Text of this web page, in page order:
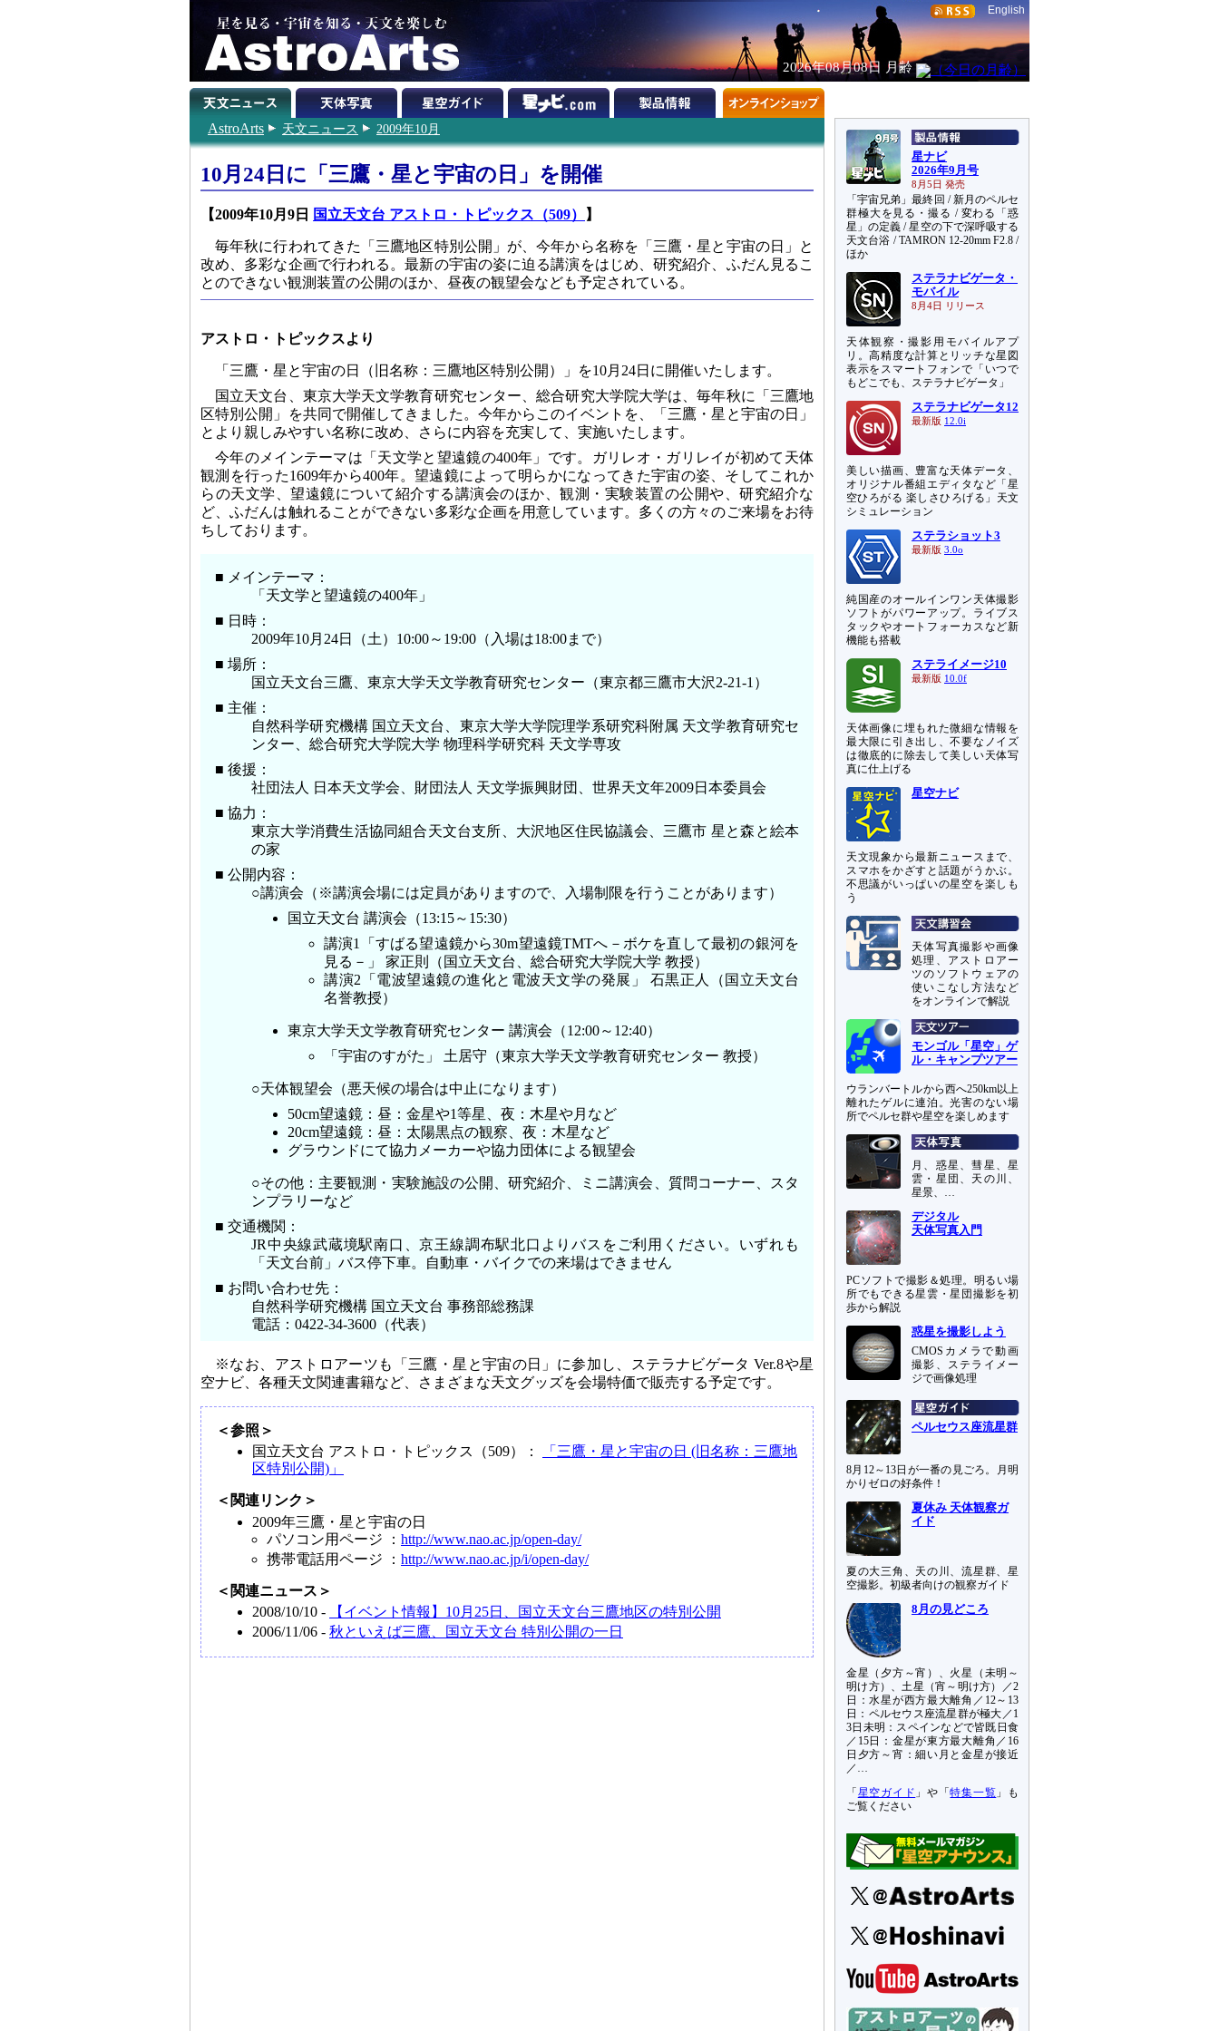
English
2026年08月08日 月齢
AstroArts 天文ニュース 2009年10月
10月24日に「三鷹・星と宇宙の日」を開催
【2009年10月9日 国立天文台 アストロ・トピックス（509） 】
毎年秋に行われてきた「三鷹地区特別公開」が、今年から名称を「三鷹・星と宇宙の日」と
改め、多彩な企画で行われる。最新の宇宙の姿に迫る講演をはじめ、研究紹介、ふだん見るこ
とのできない観測装置の公開のほか、昼夜の観望会なども予定されている。
アストロ・トピックスより
「三鷹・星と宇宙の日（旧名称：三鷹地区特別公開）」を10月24日に開催いたします。
国立天文台、東京大学天文学教育研究センター、総合研究大学院大学は、毎年秋に「三鷹地
区特別公開」を共同で開催してきました。今年からこのイベントを、「三鷹・星と宇宙の日」
とより親しみやすい名称に改め、さらに内容を充実して、実施いたします。
今年のメインテーマは「天文学と望遠鏡の400年」です。ガリレオ・ガリレイが初めて天体
観測を行った1609年から400年。望遠鏡によって明らかになってきた宇宙の姿、そしてこれか
らの天文学、望遠鏡について紹介する講演会のほか、観測・実験装置の公開や、研究紹介な
ど、ふだんは触れることができない多彩な企画を用意しています。多くの方々のご来場をお待
ちしております。
■ メインテーマ：
「天文学と望遠鏡の400年」
■ 日時：
2009年10月24日（土）10:00～19:00（入場は18:00まで）
■ 場所：
国立天文台三鷹、東京大学天文学教育研究センター（東京都三鷹市大沢2-21-1）
■ 主催：
自然科学研究機構 国立天文台、東京大学大学院理学系研究科附属 天文学教育研究セ
ンター、総合研究大学院大学 物理科学研究科 天文学専攻
■ 後援：
社団法人 日本天文学会、財団法人 天文学振興財団、世界天文年2009日本委員会
■ 協力：
東京大学消費生活協同組合天文台支所、大沢地区住民協議会、三鷹市 星と森と絵本
の家
■ 公開内容：
○講演会（※講演会場には定員がありますので、入場制限を行うことがあります）
国立天文台 講演会（13:15～15:30）
講演1「すばる望遠鏡から30m望遠鏡TMTへ－ボケを直して最初の銀河を
見る－」 家正則（国立天文台、総合研究大学院大学 教授）
講演2「電波望遠鏡の進化と電波天文学の発展」 石黒正人（国立天文台
名誉教授）
東京大学天文学教育研究センター 講演会（12:00～12:40）
「宇宙のすがた」 土居守（東京大学天文学教育研究センター 教授）
○天体観望会（悪天候の場合は中止になります）
50cm望遠鏡：昼：金星や1等星、夜：木星や月など
20cm望遠鏡：昼：太陽黒点の観察、夜：木星など
グラウンドにて協力メーカーや協力団体による観望会
○その他：主要観測・実験施設の公開、研究紹介、ミニ講演会、質問コーナー、スタ
ンプラリーなど
■ 交通機関：
JR中央線武蔵境駅南口、京王線調布駅北口よりバスをご利用ください。いずれも
「天文台前」バス停下車。自動車・バイクでの来場はできません
■ お問い合わせ先：
自然科学研究機構 国立天文台 事務部総務課
電話：0422-34-3600（代表）
※なお、アストロアーツも「三鷹・星と宇宙の日」に参加し、ステラナビゲータ Ver.8や星
空ナビ、各種天文関連書籍など、さまざまな天文グッズを会場特価で販売する予定です。
＜参照＞
国立天文台 アストロ・トピックス（509）：
「三鷹・星と宇宙の日 (旧名称：三鷹地
区特別公開)」
＜関連リンク＞
2009年三鷹・星と宇宙の日
パソコン用ページ ： http://www.nao.ac.jp/open-day/
携帯電話用ページ ： http://www.nao.ac.jp/i/open-day/
＜関連ニュース＞
2008/10/10 -
【イベント情報】10月25日、国立天文台三鷹地区の特別公開
2006/11/06 - 秋といえば三鷹、国立天文台 特別公開の一日
星ナビ
2026年9月号
8月5日 発売
「宇宙兄弟」最終回 / 新月のペルセ
群極大を見る・撮る / 変わる「惑
星」の定義 / 星空の下で深呼吸する
天文台浴 / TAMRON 12-20mm F2.8 /
ほか
ステラナビゲータ・
モバイル
8月4日 リリース
天体観察・撮影用モバイルアプ
リ。高精度な計算とリッチな星図
表示をスマートフォンで「いつで
もどこでも、ステラナビゲータ」
ステラナビゲータ12
最新版 12.0i
美しい描画、豊富な天体データ、
オリジナル番組エディタなど「星
空ひろがる 楽しさひろげる」天文
シミュレーション
ステラショット3
最新版 3.0o
純国産のオールインワン天体撮影
ソフトがパワーアップ。ライブス
タックやオートフォーカスなど新
機能も搭載
ステライメージ10
最新版 10.0f
天体画像に埋もれた微細な情報を
最大限に引き出し、不要なノイズ
は徹底的に除去して美しい天体写
真に仕上げる
星空ナビ
天文現象から最新ニュースまで、
スマホをかざすと話題がうかぶ。
不思議がいっぱいの星空を楽しも
う
天体写真撮影や画像
処理、アストロアー
ツのソフトウェアの
使いこなし方法など
をオンラインで解説
モンゴル「星空」ゲ
ル・キャンプツアー
ウランバートルから西へ250km以上
離れたゲルに連泊。光害のない場
所でペルセ群や星空を楽しめます
月、惑星、彗星、星
雲・星団、天の川、
星景、…
デジタル
天体写真入門
PCソフトで撮影＆処理。明るい場
所でもできる星雲・星団撮影を初
歩から解説
惑星を撮影しよう
CMOSカメラで動画
撮影、ステライメー
ジで画像処理
ペルセウス座流星群
8月12～13日が一番の見ごろ。月明
かりゼロの好条件！
夏休み 天体観察ガ
イド
夏の大三角、天の川、流星群、星
空撮影。初級者向けの観察ガイド
8月の見どころ
金星（夕方～宵）、火星（未明～
明け方）、土星（宵～明け方）／2
日：水星が西方最大離角／12～13
日：ペルセウス座流星群が極大／1
3日未明：スペインなどで皆既日食
／15日：金星が東方最大離角／16
日夕方～宵：細い月と金星が接近
／…
「 星空ガイド 」や「特集一覧 」も
ご覧ください